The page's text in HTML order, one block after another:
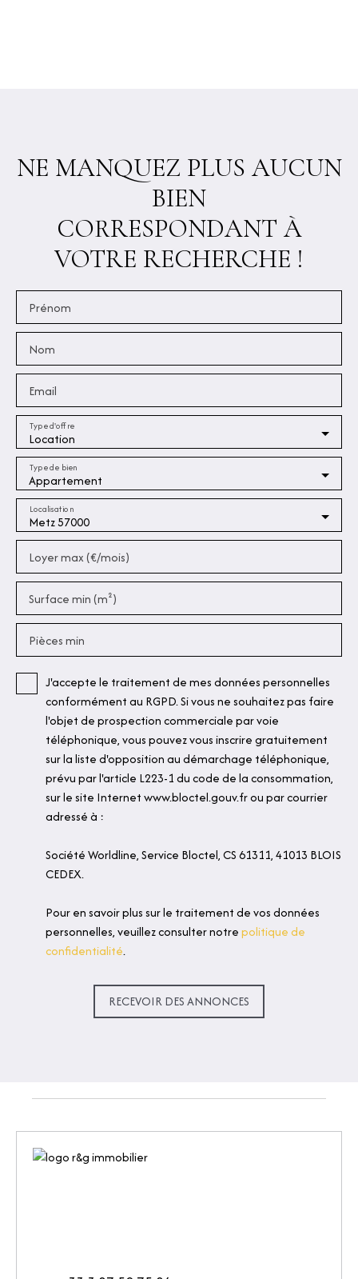
NE MANQUEZ PLUS AUCUN
BIEN
CORRESPONDANT À
VOTRE RECHERCHE !
Prénom
Nom
Email
Location
Type d'offre
Appartement
Type de bien
Metz 57000
Localisation
Loyer max (€/mois)
Surface min (m²)
Pièces min
J'accepte le traitement de mes données personnelles
conformément au RGPD. Si vous ne souhaitez pas faire
l'objet de prospection commerciale par voie
téléphonique, vous pouvez vous inscrire gratuitement
sur la liste d'opposition au démarchage téléphonique,
prévu par l'article L223-1 du code de la consommation,
sur le site Internet www.bloctel.gouv.fr ou par courrier
adressé à :
Société Worldline, Service Bloctel, CS 61311, 41013 BLOIS
CEDEX.
Pour en savoir plus sur le traitement de vos données
personnelles, veuillez consulter notrepolitique de
confidentialité.
RECEVOIR DES ANNONCES